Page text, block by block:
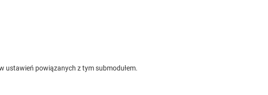
ustawień powiązanych z tym submodułem.